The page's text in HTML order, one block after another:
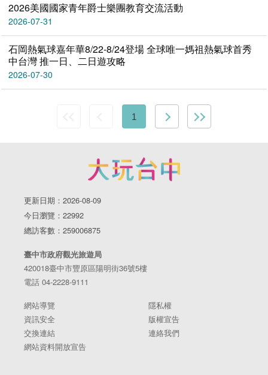
2026美國國家青年爵士樂團教育交流活動
2026-07-31
石岡熱氣球嘉年華8/22-8/24登場 全球唯一媽祖熱氣球首秀
中台灣 推一日、二日遊攻略
2026-07-30
1
更新日期：2026-08-09
今日瀏覽：22992
總訪客數：259006875
臺中市政府觀光旅遊局
420018臺中市豐原區陽明街36號5樓
電話 04-2228-9111
網站導覽
隱私權
資訊安全
版權宣告
交換連結
連絡我們
網站資料開放宣告